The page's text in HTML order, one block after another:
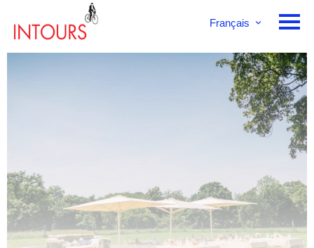
Français
Deutsch